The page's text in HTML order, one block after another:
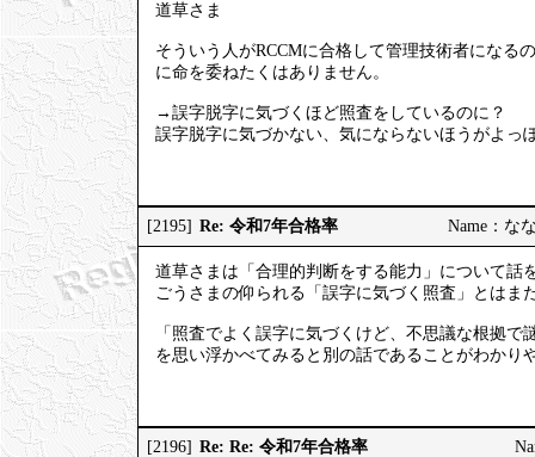
道草さま
そういう人がRCCMに合格して管理技術者になる
に命を委ねたくはありません。
→誤字脱字に気づくほど照査をしているのに？
誤字脱字に気づかない、気にならないほうがよっ
[2195] Re: 令和7年合格率 Name：な
道草さまは「合理的判断をする能力」について話
ごうさまの仰られる「誤字に気づく照査」とはま
「照査でよく誤字に気づくけど、不思議な根拠で
を思い浮かべてみると別の話であることがわかり
[2196] Re: Re: 令和7年合格率